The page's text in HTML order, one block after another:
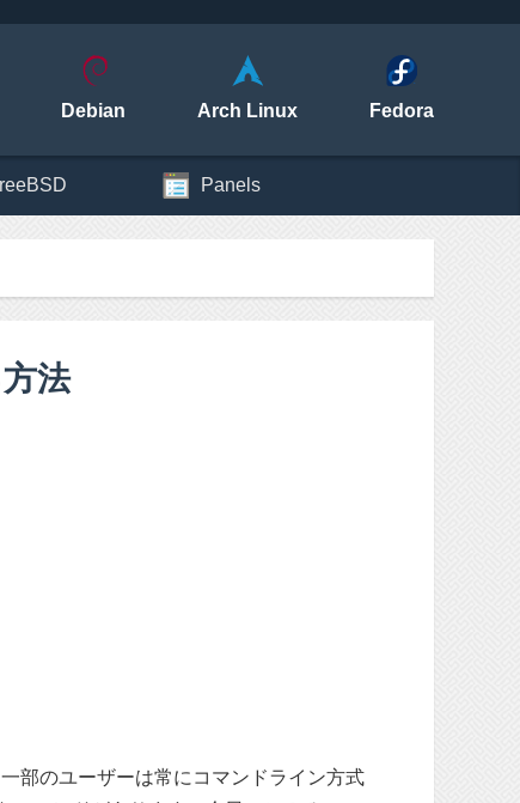
Debian Arch Linux Fedora
Panels
法
部のユーザーは常にコマンドライン方式